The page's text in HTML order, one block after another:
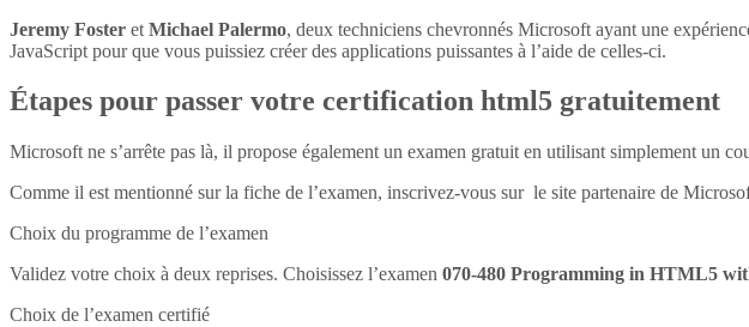
Jeremy Foster et Michael Palermo, deux techniciens chevronnés Microsoft ayant une
JavaScript pour que vous puissiez créer des applications puissantes à l’aide de celles-ci.
Étapes pour passer votre certification html5 gratuitement
Microsoft ne s’arrête pas là, il propose également un examen gratuit en utilisant simplement un
Comme il est mentionné sur la fiche de l’examen, inscrivez-vous sur le site partenaire de
Choix du programme de l’examen
Validez votre choix à deux reprises. Choisissez l’examen 070-480 Programming in HTML5
Choix de l’examen certifié